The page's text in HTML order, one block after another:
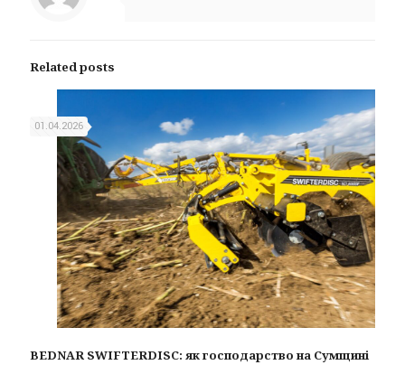
Related posts
01.04.2026
BEDNAR SWIFTERDISC: як господарство на Сумщині